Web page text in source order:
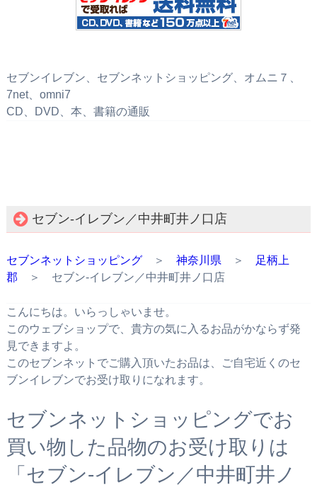
セブンイレブン、セブンネットショッピング、オムニ７、
7net、omni7
CD、DVD、本、書籍の通販
セブン‐イレブン／中井町井ノ口店
セブンネットショッピング＞ 神奈川県 ＞
足柄上
郡 ＞ セブン‐イレブン／中井町井ノ口店
こんにちは。いらっしゃいませ。
このウェブショップで、貴方の気に入るお品がかならず発
見できますよ。
このセブンネットでご購入頂いたお品は、ご自宅近くのセ
ブンイレブンでお受け取りになれます。
セブンネットショッピングでお
買い物した品物のお受け取りは
「セブン‐イレブン／中井町井ノ